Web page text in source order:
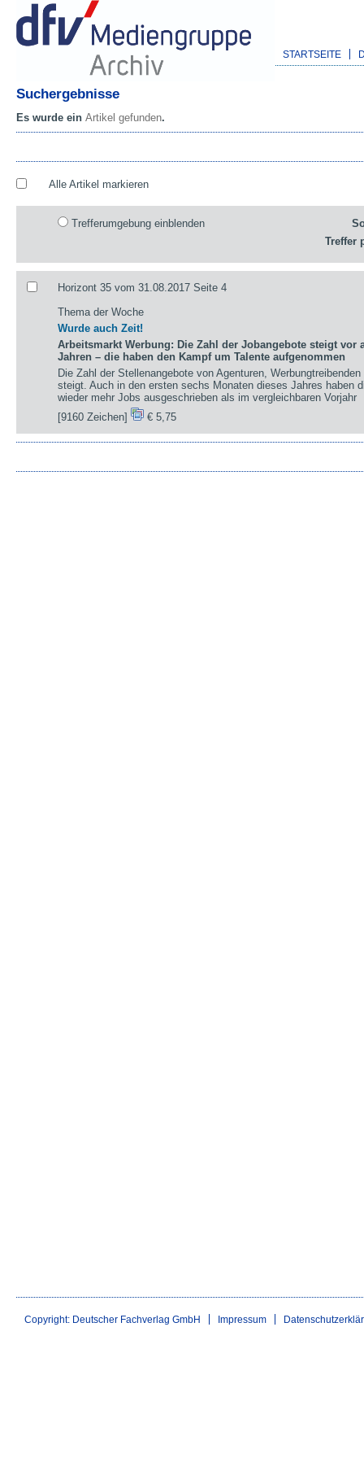
STARTSEITE
Suchergebnisse
Es wurde ein Artikel gefunden.
Alle Artikel markieren
Trefferumgebung einblenden
Treffer
Horizont 35 vom 31.08.2017 Seite 4
Thema der Woche
Wurde auch Zeit!
Arbeitsmarkt Werbung: Die Zahl der Jobangebote steigt vor
Jahren – die haben den Kampf um Talente aufgenommen
Die Zahl der Stellenangebote von Agenturen,
steigt. Auch in den ersten sechs Monaten dieses Jahres haben
wieder mehr Jobs ausgeschrieben als im vergleichbaren Vorjahr
[9160 Zeichen]
€ 5,75
Copyright: Deutscher Fachverlag GmbH Impressum